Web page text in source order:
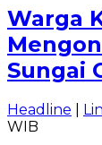
Warga
Sungai
Headline
WIB